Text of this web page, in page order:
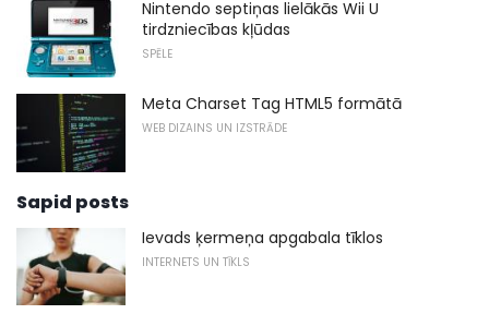
Nintendo septiņas lielākās Wii U
tirdzniecības kļūdas
SPĒLE
Meta Charset Tag HTML5 formātā
WEB DIZAINS UN IZSTRĀDE
Sapid posts
Ievads ķermeņa apgabala tīklos
INTERNETS UN TĪKLS